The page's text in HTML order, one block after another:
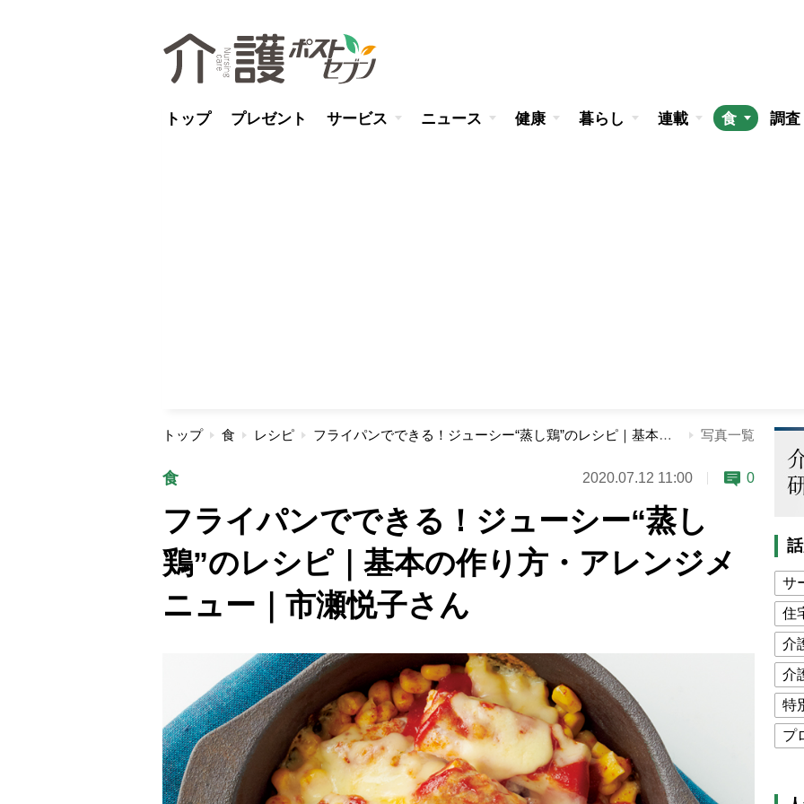
トップ プレゼント サービス ニュース 健康 暮らし 連載 食 調査
トップ 食 レシピ フライパンでできる！ジューシー“蒸し鶏”のレシピ｜基本の作り方・アレンジメニュー｜市瀬悦子さん 写真一覧
食 2020.07.12 11:00 0
フライパンでできる！ジューシー“蒸し
鶏”のレシピ｜基本の作り方・アレンジメ
ニュー｜市瀬悦子さん
サ
住
介
介
特
プ